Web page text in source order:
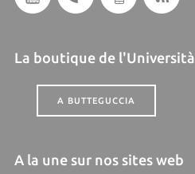
La boutique de l'Università
A BUTTEGUCCIA
A la une sur nos sites web